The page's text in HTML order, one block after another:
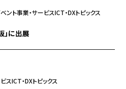
ント事業・サービスICT・DXトピックス
」に出展
スICT・DXトピックス